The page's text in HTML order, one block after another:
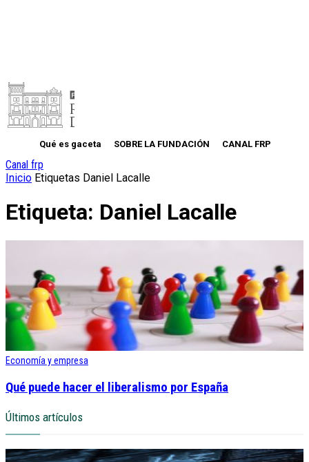
Qué es gaceta SOBRE LA FUNDACIÓN CANAL FRP
Canal frp
Inicio Etiquetas Daniel Lacalle
Etiqueta: Daniel Lacalle
Economía y empresa
Qué puede hacer el liberalismo por España
Últimos artículos